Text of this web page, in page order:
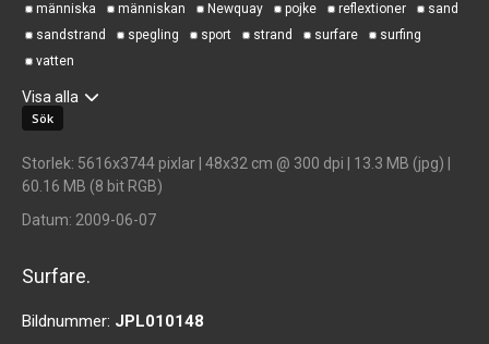
människa
människan Newquay pojke reflextioner
sand
sandstrand
spegling sport strand surfare
surfing
vatten
Visa alla
Storlek: 5616x3744 pixlar | 48x32 cm @ 300 dpi | 13.3 MB (jpg) |
60.16 MB (8 bit RGB)
Datum: 2009-06-07
Surfare.
Bildnummer: JPL010148